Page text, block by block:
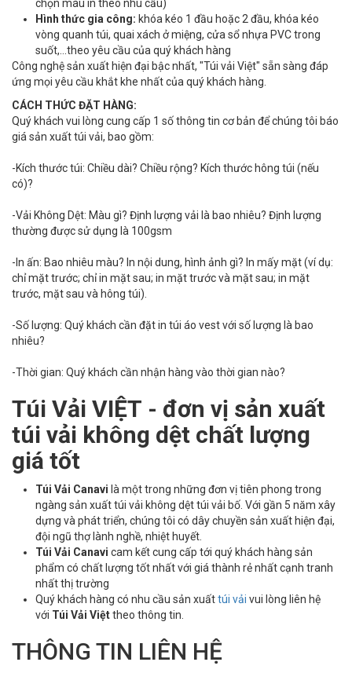
chọn màu in theo nhu cầu)
Hình thức gia công: khóa kéo 1 đầu hoặc 2 đầu, khóa kéo
vòng quanh túi, quai xách ở miệng, cửa sổ nhựa PVC trong
suốt,...theo yêu cầu của quý khách hàng
Công nghệ sản xuất hiện đại bậc nhất, "Túi vải Việt" sẵn sàng đáp
ứng mọi yêu cầu khắt khe nhất của quý khách hàng.
CÁCH THỨC ĐẶT HÀNG:
Quý khách vui lòng cung cấp 1 số thông tin cơ bản để chúng tôi báo
giá sản xuất túi vải, bao gồm:
-Kích thước túi: Chiều dài? Chiều rộng? Kích thước hông túi (nếu
có)?
-Vải Không Dệt: Màu gì? Định lượng vải là bao nhiêu? Định lượng
thường được sử dụng là 100gsm
-In ấn: Bao nhiêu màu? In nội dung, hình ảnh gì? In mấy mặt (ví dụ:
chỉ mặt trước; chỉ in mặt sau; in mặt trước và mặt sau; in mặt
trước, mặt sau và hông túi).
-Số lượng: Quý khách cần đặt in túi áo vest với số lượng là bao
nhiêu?
-Thời gian: Quý khách cần nhận hàng vào thời gian nào?
Túi Vải VIỆT - đơn vị sản xuất
túi vải không dệt chất lượng
giá tốt
Túi Vải Canavi là một trong những đơn vị tiên phong trong
ngàng sản xuất túi vải không dệt túi vải bố. Với gần 5 năm xây
dựng và phát triển, chúng tôi có dây chuyền sản xuất hiện đại,
đội ngũ thợ lành nghề, nhiệt huyết.
Túi Vải Canavi cam kết cung cấp tới quý khách hàng sản
phẩm có chất lượng tốt nhất với giá thành rẻ nhất cạnh tranh
nhất thị trường
Quý khách hàng có nhu cầu sản xuấttúi vải vui lòng liên hệ
với Túi Vải Việttheo thông tin.
THÔNG TIN LIÊN HỆ